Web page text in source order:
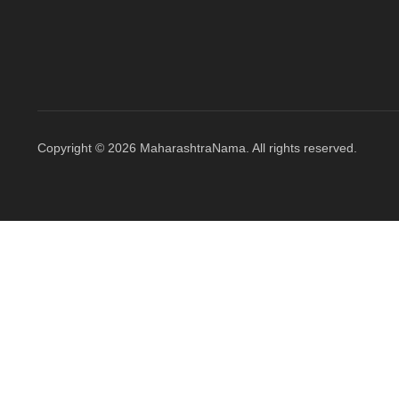
Copyright © 2026 MaharashtraNama. All rights reserved.